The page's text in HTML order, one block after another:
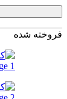
فروخته شده